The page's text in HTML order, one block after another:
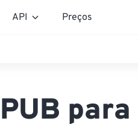
API Preços
para